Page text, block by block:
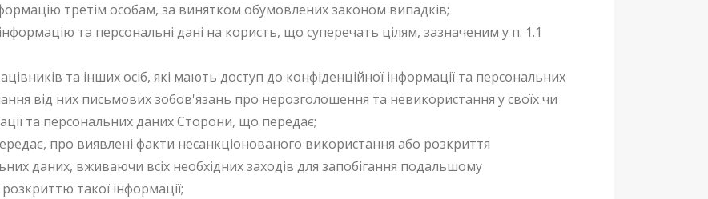
третім особам, за винятком обумовлених законом випадків;
та персональні дані на користь, що суперечать цілям, зазначеним у п. 1.1
та інших осіб, які мають доступ до конфіденційної інформації та персональних
від них письмових зобов'язань про нерозголошення та невикористання у своїх чи
та персональних даних Сторони, що передає;
про виявлені факти несанкціонованого використання або розкриття
даних, вживаючи всіх необхідних заходів для запобігання подальшому
такої інформації;